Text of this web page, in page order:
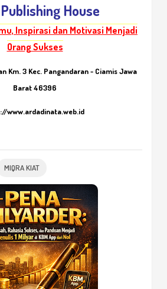
House
Inspirasi dan Motivasi Menjadi
Orang Sukses
Km. 3 Kec. Pangandaran - Ciamis Jawa
Barat 46396
www.ardadinata.web.id
MIQRA KIAT